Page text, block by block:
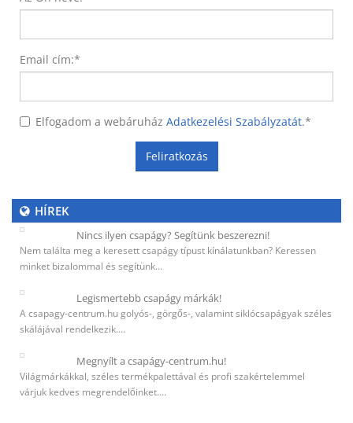
Email cím:*
Elfogadom a webáruház Adatkezelési Szabályzatát.*
Feliratkozás
HÍREK
Nincs ilyen csapágy? Segítünk beszerezni!
Nem találta meg a keresett csapágy típust kínálatunkban? Keressen
minket bizalommal és segítünk…
Legismertebb csapágy márkák!
A csapagy-centrum.hu golyós-, görgős-, valamint siklócsapágyak széles
skálájával rendelkezik.…
Megnyílt a csapágy-centrum.hu!
Világmárkákkal, széles termékpalettával és profi szakértelemmel
várjuk kedves megrendelőinket.…